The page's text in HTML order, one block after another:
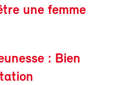
une femme
: Bien